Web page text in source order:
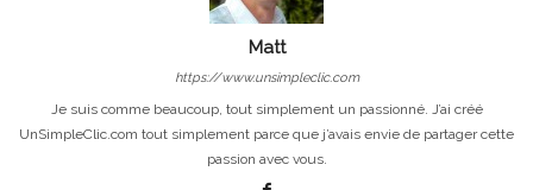
Matt
https://www.unsimpleclic.com
Je suis comme beaucoup, tout simplement un passionné. J’ai créé
UnSimpleClic.com tout simplement parce que j’avais envie de partager cette
passion avec vous.